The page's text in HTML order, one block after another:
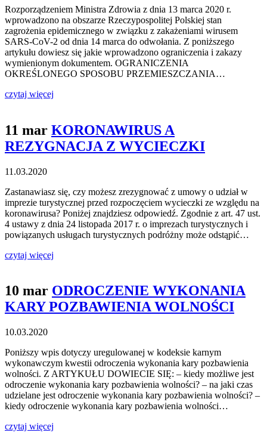
Rozporządzeniem Ministra Zdrowia z dnia 13 marca 2020 r.
wprowadzono na obszarze Rzeczypospolitej Polskiej stan
zagrożenia epidemicznego w związku z zakażeniami wirusem
SARS-CoV-2 od dnia 14 marca do odwołania. Z poniższego
artykułu dowiesz się jakie wprowadzono ograniczenia i zakazy
wymienionym dokumentem. OGRANICZENIA
OKREŚLONEGO SPOSOBU PRZEMIESZCZANIA…
czytaj więcej
11 mar KORONAWIRUS A
REZYGNACJA Z WYCIECZKI
11.03.2020
Zastanawiasz się, czy możesz zrezygnować z umowy o udział w
imprezie turystycznej przed rozpoczęciem wycieczki ze względu na
koronawirusa? Poniżej znajdziesz odpowiedź. Zgodnie z art. 47 ust.
4 ustawy z dnia 24 listopada 2017 r. o imprezach turystycznych i
powiązanych usługach turystycznych podróżny może odstąpić…
czytaj więcej
10 mar ODROCZENIE WYKONANIA
KARY POZBAWIENIA WOLNOŚCI
10.03.2020
Poniższy wpis dotyczy uregulowanej w kodeksie karnym
wykonawczym kwestii odroczenia wykonania kary pozbawienia
wolności. Z ARTYKUŁU DOWIECIE SIĘ: – kiedy możliwe jest
odroczenie wykonania kary pozbawienia wolności? – na jaki czas
udzielane jest odroczenie wykonania kary pozbawienia wolności? –
kiedy odroczenie wykonania kary pozbawienia wolności…
czytaj więcej